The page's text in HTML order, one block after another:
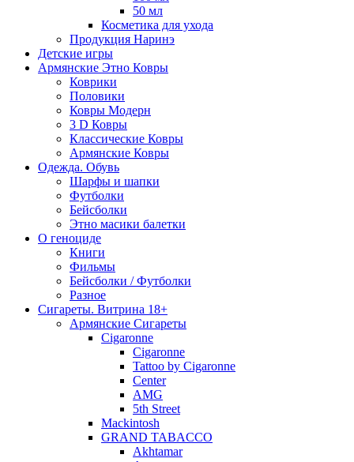
50 мл
Косметика для ухода
Продукция Наринэ
Детские игры
Армянские Этно Ковры
Коврики
Половики
Ковры Модерн
3 D Ковры
Классические Ковры
Армянские Ковры
Одежда. Обувь
Шарфы и шапки
Футболки
Бейсболки
Этно масики балетки
О геноциде
Книги
Фильмы
Бейсболки / Футболки
Разное
Сигареты. Витрина 18+
Армянские Сигареты
Cigaronne
Cigaronne
Tattoo by Cigaronne
Center
AMG
5th Street
Mackintosh
GRAND TABACCO
Akhtamar